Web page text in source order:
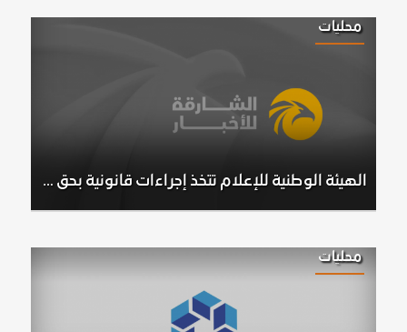
الهيئة الوطنية للإعلام تتخذ إجراءات قانونية بحق شخصين بعد مخالفتهما معايير المحتوى الإعلامي
محليات
محليات